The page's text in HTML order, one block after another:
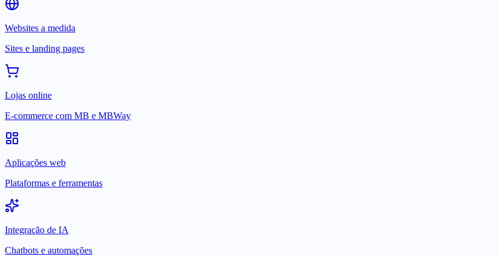
Websites a medida
Sites e landing pages
Lojas online
E-commerce com MB e MBWay
Aplicações web
Plataformas e ferramentas
Integração de IA
Chatbots e automações